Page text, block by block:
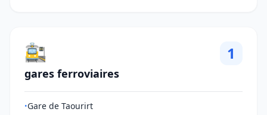
🚉
gares ferroviaires
1
•Gare de Taourirt